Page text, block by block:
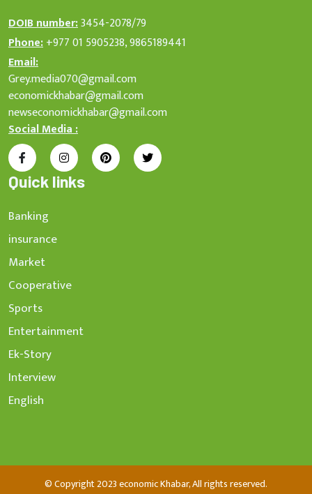
DOIB number:3454-2078/79
Phone:+977 01 5905238, 9865189441
Email:
Grey.media070@gmail.com
economickhabar@gmail.com
newseconomickhabar@gmail.com
Social Media :
Quick links
Banking
insurance
Market
Cooperative
Sports
Entertainment
Ek-Story
Interview
English
© Copyright 2023 economic Khabar, All rights reserved.